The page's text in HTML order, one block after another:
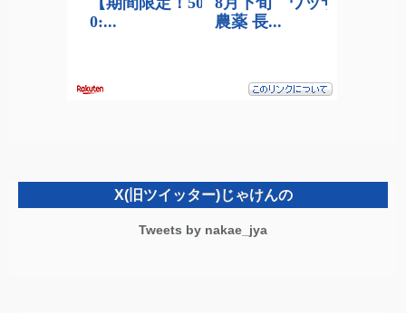
X(旧ツイッター)じゃけんの
Tweets by nakae_jya